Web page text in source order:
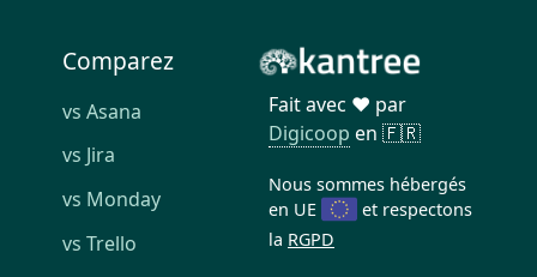
Comparez
vs Asana
vs Jira
vs Monday
vs Trello
Fait avec ❤️ par
Digicoop en 🇫🇷
Nous sommes hébergés
en UE
et respectons
la RGPD